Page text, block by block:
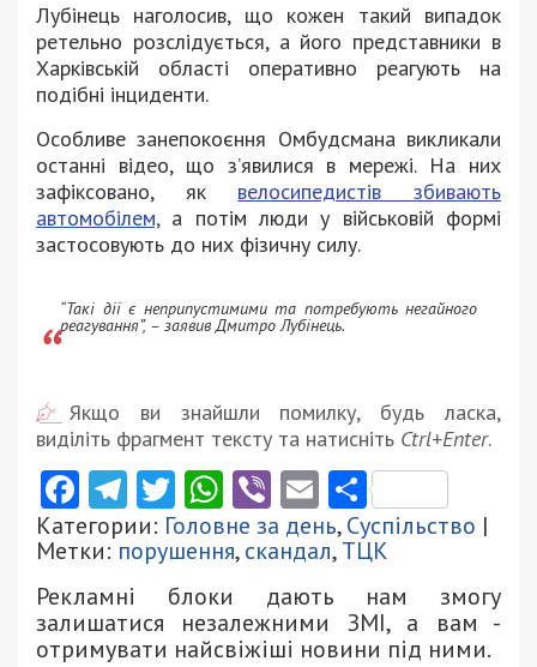
Лубінець наголосив, що кожен такий випадок
ретельно розслідується, а його представники в
Харківській області оперативно реагують на
подібні інциденти.
Особливе занепокоєння Омбудсмана викликали
останні відео, що з’явилися в мережі. На них
зафіксовано, як велосипедистів збивають
автомобілем,а потім люди у військовій формі
застосовують до них фізичну силу.
“Такі дії є неприпустимими та потребують негайного
реагування”, – заявив Дмитро Лубінець.
Якщо ви знайшли помилку, будь ласка,
виділіть фрагмент тексту та натисніть Ctrl+Enter.
Facebook
Telegram
Twitter
WhatsApp
ViberEmail
Категории: Головне за день,Суспільство |
Метки: порушення,скандал,ТЦК
Рекламні блоки дають нам змогу
залишатися незалежними ЗМІ, а вам -
отримувати найсвіжіші новини під ними.